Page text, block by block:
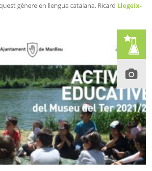
gènere en llengua catalana. Ricard Llegeix-